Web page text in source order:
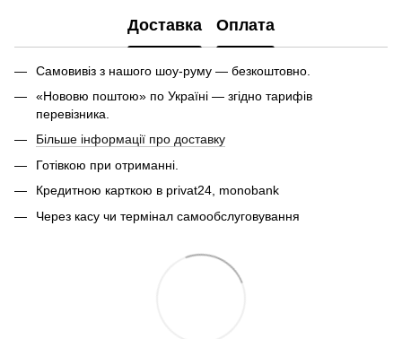
Доставка Оплата
Самовивіз з нашого шоу-руму — безкоштовно.
«Нововю поштою» по Україні — згідно тарифів
перевізника.
Більше інформації про доставку
Готівкою при отриманні.
Кредитною карткою в privat24, monobank
Через касу чи термінал самообслуговування